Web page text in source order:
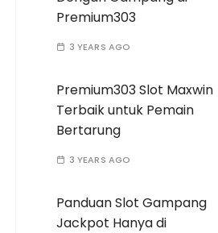
Premium303
3 YEARS AGO
Premium303 Slot Maxwin
Terbaik untuk Pemain
Bertarung
3 YEARS AGO
Panduan Slot Gampang
Jackpot Hanya di